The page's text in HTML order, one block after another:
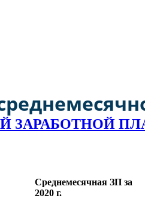
Среднемесячная ЗП за
2020 г.